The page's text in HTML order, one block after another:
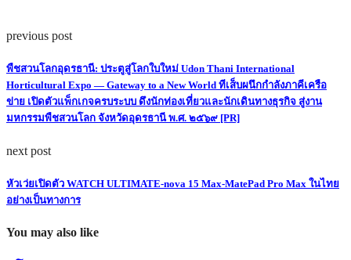
previous post
พืชสวนโลกอุดรธานี: ประตูสู่โลกใบใหม่ Udon Thani International
Horticultural Expo — Gateway to a New World ทีเส็บผนึกกำลังภาคีเครือ
ข่าย เปิดตัวแพ็กเกจครบระบบ ดึงนักท่องเที่ยวและนักเดินทางธุรกิจ สู่งาน
มหกรรมพืชสวนโลก จังหวัดอุดรธานี พ.ศ. ๒๕๖๙ [PR]
next post
หัวเว่ยเปิดตัว WATCH ULTIMATE-nova 15 Max-MatePad Pro Max ในไทย
อย่างเป็นทางการ
You may also like